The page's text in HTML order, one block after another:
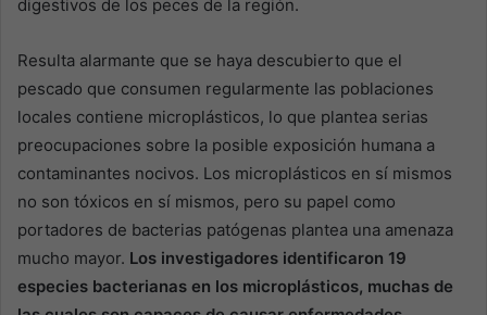
digestivos de los peces de la región.
Resulta alarmante que se haya descubierto que el
pescado que consumen regularmente las poblaciones
locales contiene microplásticos, lo que plantea serias
preocupaciones sobre la posible exposición humana a
contaminantes nocivos. Los microplásticos en sí mismos
no son tóxicos en sí mismos, pero su papel como
portadores de bacterias patógenas plantea una amenaza
mucho mayor. Los investigadores identificaron 19
especies bacterianas en los microplásticos, muchas de